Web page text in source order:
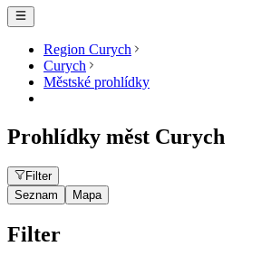
Region Curych
Curych
Městské prohlídky
Prohlídky měst Curych
Filter
Seznam
Mapa
Filter